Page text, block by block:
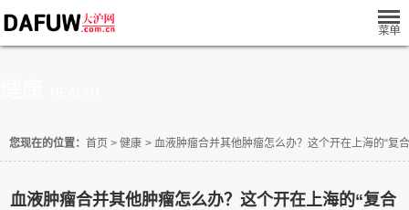
您现在的位置： 首页 > 健康 > 血液肿瘤合并其他肿瘤怎么办？这个开在上海的“复
血液肿瘤合并其他肿瘤怎么办？这个开在上海的“复合